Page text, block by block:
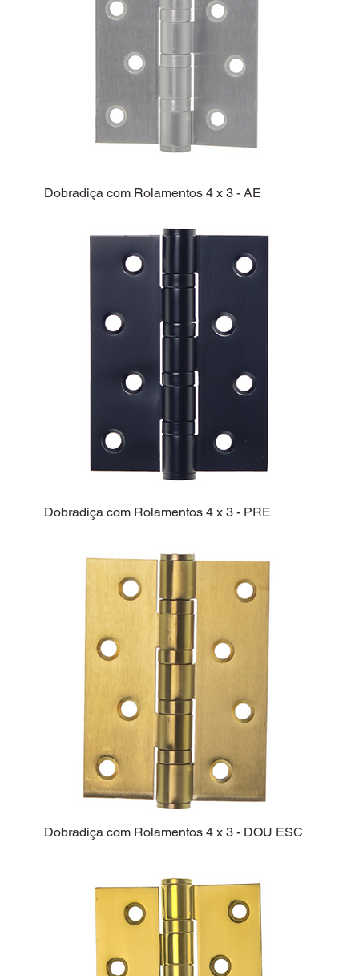
Dobradiça com Rolamentos 4 x 3 - AE
Dobradiça com Rolamentos 4 x 3 - PRE
Dobradiça com Rolamentos 4 x 3 - DOU ESC